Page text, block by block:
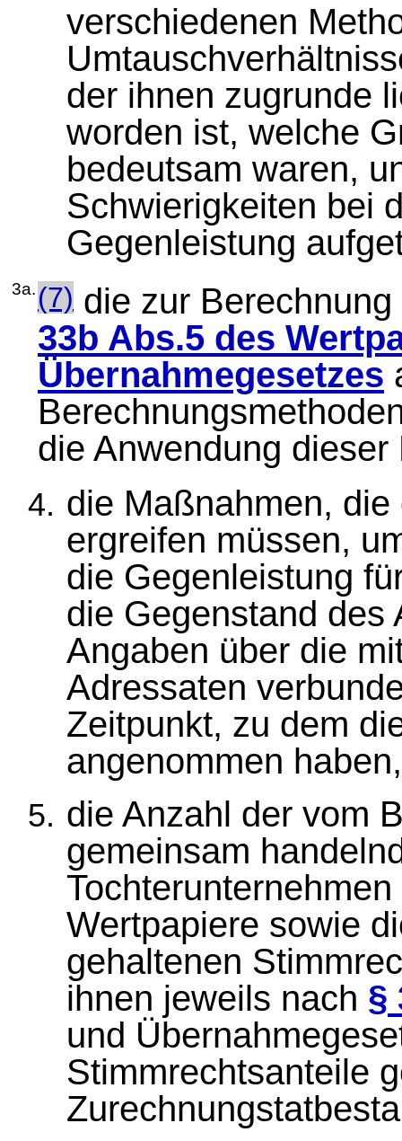
verschiedenen
der ihnen zugrunde
worden ist, welche
bedeutsam waren,
Schwierigkeiten bei
Gegenleistung
3a. (7) die zur
33b Abs.5 des
Übernahmegesetzes
die Anwendung
die Maßnahmen,
ergreifen müssen,
die Gegenleistung
die Gegenstand des
Angaben über die
Adressaten
Zeitpunkt, zu dem
angenommen
die Anzahl der vom
gemeinsam
Wertpapiere sowie
gehaltenen
ihnen jeweils nach §
und
Stimmrechtsanteile